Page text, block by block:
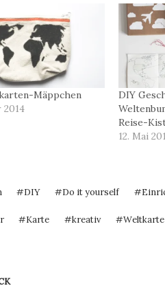
Mäppchen
2014
DIY
Reise-
12. Mai
#DIY #Do it yourself #
#Karte #kreativ #Weltkarte